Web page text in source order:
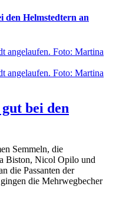
den Helmstedtern an
bei den
Semmeln, die
Biston, Nicol Opilo und
die Passanten der
die Mehrwegbecher